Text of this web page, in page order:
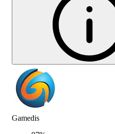
Gamedis